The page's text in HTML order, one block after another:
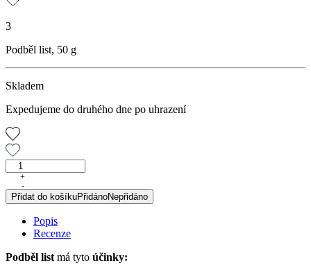
3
Podběl list, 50 g
Skladem
Expedujeme do druhého dne po uhrazení
Podběl
50
g
množství
+
-
Přidat do košíkuPřidánoNepřidáno
Popis
Recenze
Podběl listmá tyto účinky: